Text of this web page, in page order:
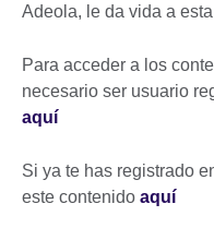
Adeola, le da vida a
Para acceder a los
necesario ser usuario
aquí
Si ya te has registrado
este contenido aquí